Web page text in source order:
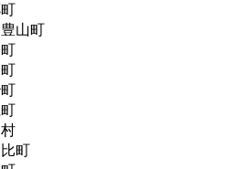
山町
町